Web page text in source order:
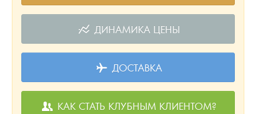
ДИНАМИКА ЦЕНЫ
ДОСТАВКА
КАК СТАТЬ КЛУБНЫМ КЛИЕНТОМ?